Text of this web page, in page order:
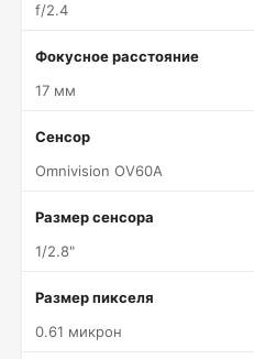
f/2.4
Фокусное расстояние
17 мм
Сенсор
Omnivision OV60A
Размер сенсора
1/2.8"
Размер пикселя
0.61 микрон